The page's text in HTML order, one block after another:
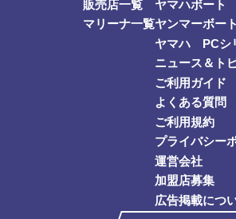
販売店一覧
マリーナ一覧
ヤマハボート
ヤンマーボート
ヤマハ PCシ
ニュース＆ト
ご利用ガイド
よくある質問
ご利用規約
プライバシー
運営会社
加盟店募集
広告掲載につ